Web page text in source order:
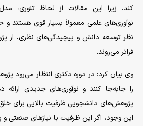
کند، زیرا این مقالات از لحاظ تئوری،
نوآوری‌های علمی معمولاً بسیار قوی هستند و
نظر توسعه دانش و پیچیدگی‌های نظری، از
فراتر می‌روند.
وی بیان کرد: در دوره دکتری انتظار می‌رود
را جابه‌جا کنند و نوآوری‌های جدیدی ارائه
پژوهش‌های دانشجویی ظرفیت بالایی برای خلق
این وجود، اگر این ظرفیت با نیاز‌های صنعتی و